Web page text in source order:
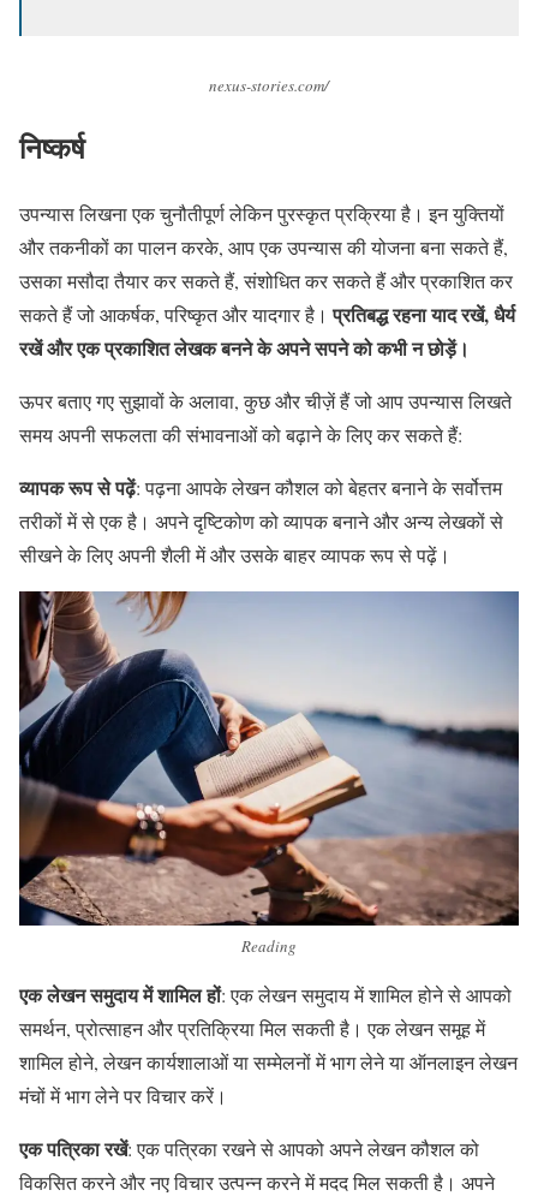
nexus-stories.com/
निष्कर्ष
उपन्यास लिखना एक चुनौतीपूर्ण लेकिन पुरस्कृत प्रक्रिया है। इन युक्तियों
और तकनीकों का पालन करके, आप एक उपन्यास की योजना बना सकते हैं,
उसका मसौदा तैयार कर सकते हैं, संशोधित कर सकते हैं और प्रकाशित कर
सकते हैं जो आकर्षक, परिष्कृत और यादगार है।प्रतिबद्ध रहना याद रखें,धैर्य
रखें और एक प्रकाशित लेखक बनने के अपने सपने को कभी न छोड़ें।
ऊपर बताए गए सुझावों के अलावा, कुछ और चीज़ें हैं जो आप उपन्यास लिखते
समय अपनी सफलता की संभावनाओं को बढ़ाने के लिए कर सकते हैं:
व्यापक रूप से पढ़ें: पढ़ना आपके लेखन कौशल को बेहतर बनाने के सर्वोत्तम
तरीकों में से एक है। अपने दृष्टिकोण को व्यापक बनाने और अन्य लेखकों से
सीखने के लिए अपनी शैली में और उसके बाहर व्यापक रूप से पढ़ें।
Reading
एक लेखन समुदाय में शामिल हों: एक लेखन समुदाय में शामिल होने से आपको
समर्थन, प्रोत्साहन और प्रतिक्रिया मिल सकती है। एक लेखन समूह में
शामिल होने, लेखन कार्यशालाओं या सम्मेलनों में भाग लेने या ऑनलाइन लेखन
मंचों में भाग लेने पर विचार करें।
एक पत्रिका रखें: एक पत्रिका रखने से आपको अपने लेखन कौशल को
विकसित करने और नए विचार उत्पन्न करने में मदद मिल सकती है। अपने